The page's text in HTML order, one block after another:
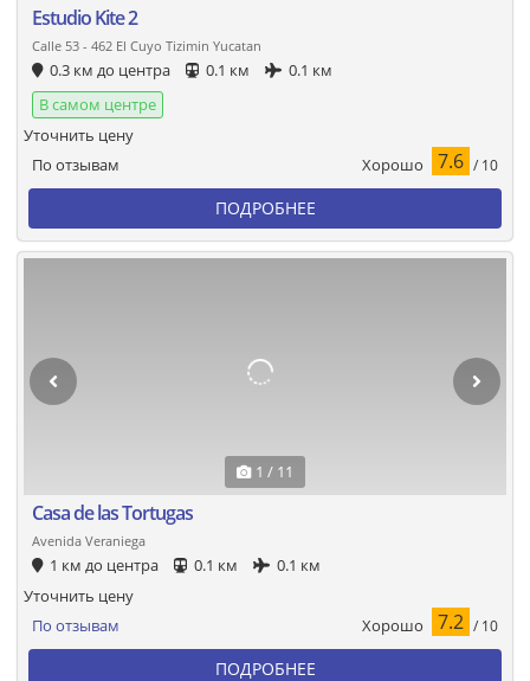
Estudio Kite 2
Calle 53 - 462 El Cuyo Tizimin Yucatan
0.3 км до центра 0.1 км
0.1 км
В самом центре
По отзывам Хорошо 7.6 / 10
Уточнить цену
ПОДРОБНЕЕ
1 / 11
Casa de las Tortugas
Avenida Veraniega
1 км до центра 0.1 км 0.1 км
По отзывам Хорошо 7.2 / 10
Уточнить цену
ПОДРОБНЕЕ